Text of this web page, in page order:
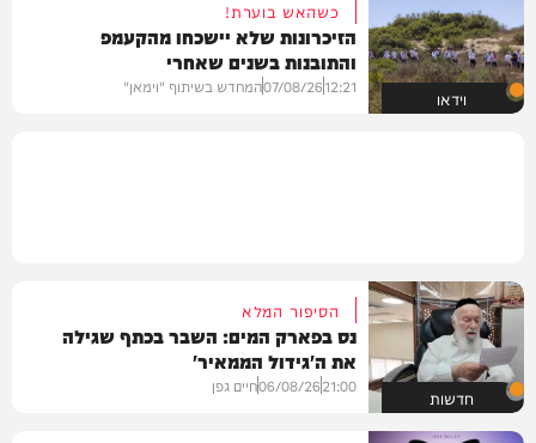
וידאו
כשהאש בוערת!
הזיכרונות שלא יישכחו מהקעמפ
והתובנות בשנים שאחרי
12:21
07/08/26המחדש בשיתוף "וימאן"
חדשות
הסיפור המלא
נס בפארק המים: השבר בכתף שגילה
את ה'גידול הממאיר'
21:00
06/08/26חיים גפן